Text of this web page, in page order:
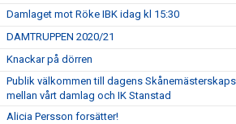
Damlaget mot Röke IBK idag kl 15:30
DAMTRUPPEN 2020/21
Knackar på dörren
Publik välkommen till dagens
mellan vårt damlag och IK Stanstad
Alicia Persson forsätter!